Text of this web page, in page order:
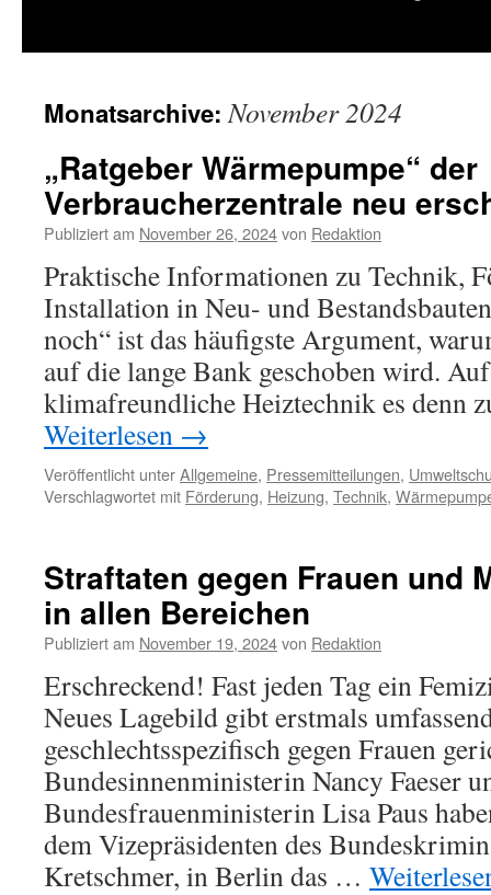
Monatsarchive:November 2024
„Ratgeber Wärmepumpe“ der
Verbraucherzentrale neu
Publiziert am November 26, 2024von Redaktion
Praktische Informationen zu Technik,
Installation in Neu- und
noch“ ist das häufigste Argument,
auf die lange Bank geschoben wird.
klimafreundliche Heiztechnik es denn
Weiterlesen →
Veröffentlicht unterAllgemeine, Pressemitteilungen,
Verschlagwortet mit Förderung, Heizung, Technik,
Straftaten gegen Frauen und
in allen Bereichen
Publiziert am November 19, 2024von Redaktion
Erschreckend! Fast jeden Tag ein
Neues Lagebild gibt erstmals
geschlechtsspezifisch gegen Frauen
Bundesinnenministerin Nancy Faeser
Bundesfrauenministerin Lisa Paus
dem Vizepräsidenten des
Kretschmer, in Berlin das …